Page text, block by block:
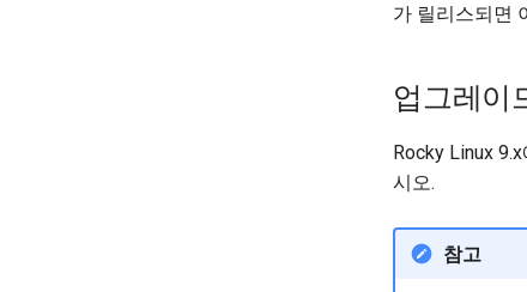
가 릴리스되면
업그레이
Rocky Linux
시오.
참고